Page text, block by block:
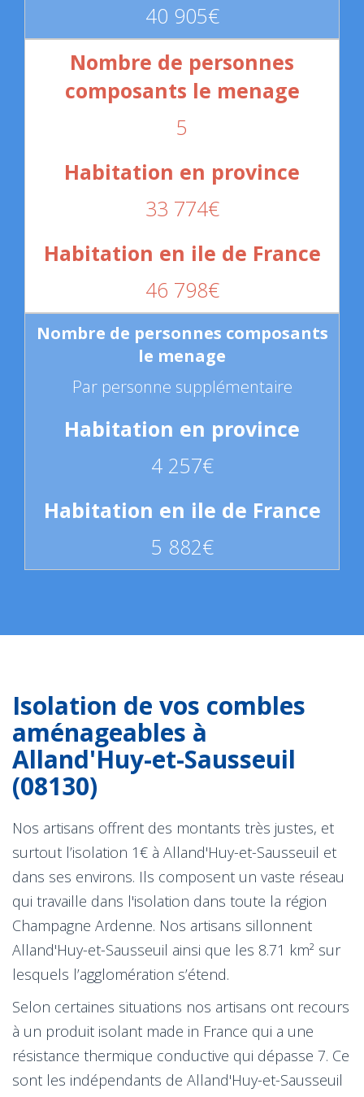
40 905€
5
33 774€
46 798€
Par personne supplémentaire
4 257€
5 882€
Isolation de vos combles
aménageables à
Alland'Huy-et-Sausseuil
(08130)
Nos artisans offrent des montants très justes, et
surtout l’isolation 1€ à Alland'Huy-et-Sausseuil et
dans ses environs. Ils composent un vaste réseau
qui travaille dans l'isolation dans toute la région
Champagne Ardenne. Nos artisans sillonnent
Alland'Huy-et-Sausseuil ainsi que les 8.71 km² sur
lesquels l’agglomération s’étend.
Selon certaines situations nos artisans ont recours
à un produit isolant made in France qui a une
résistance thermique conductive qui dépasse 7. Ce
sont les indépendants de Alland'Huy-et-Sausseuil